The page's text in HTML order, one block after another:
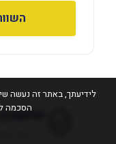
כדאיות
הסכמה